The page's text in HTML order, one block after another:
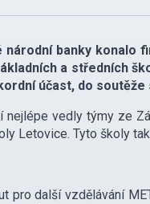
banky konalo
a středních
účast, do
vedly týmy ze
Letovice. Tyto školy
pro další vzdělávání